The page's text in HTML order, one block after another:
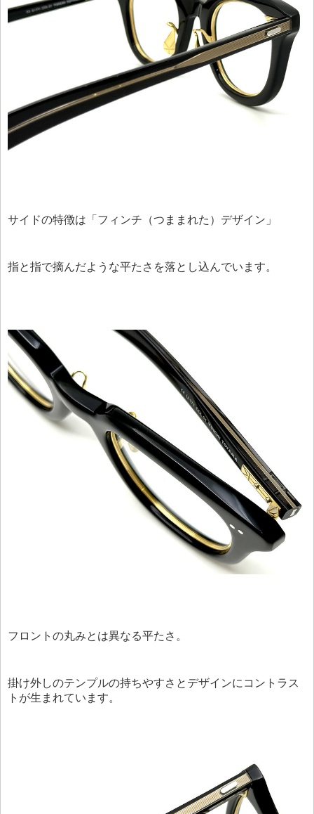
サイドの特徴は「フィンチ（つままれた）デザイン」
指と指で摘んだような平たさを落とし込んでいます。
フロントの丸みとは異なる平たさ。
掛け外しのテンプルの持ちやすさとデザインにコントラス
トが生まれています。